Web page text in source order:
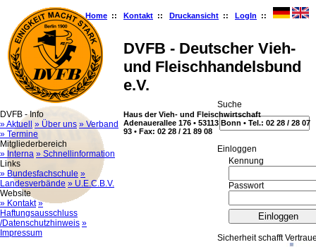
Home :: Kontakt :: Druckansicht :: LogIn ::
DVFB - Deutscher Vieh-
und Fleischhandelsbund
e.V.
Haus der Vieh- und Fleischwirtschaft
Adenauerallee 176 • 53113 Bonn • Tel.: 02 28 / 28 07
93 • Fax: 02 28 / 21 89 08
DVFB - Info
» Aktuell
» Über uns » Verband
» Termine
Mitgliederbereich
» Interna » Schnellinformation
Links
» Bundesfachschule »
Landesverbände » U.E.C.B.V.
Website
» Kontakt »
Haftungsausschluss
/Datenschutzhinweis »
Impressum
Suche
Ein­log­gen
Kennung
Passwort
Sicherheit schafft